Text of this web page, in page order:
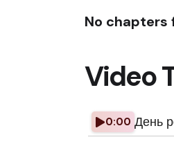
No chapters
Video
0:00 День